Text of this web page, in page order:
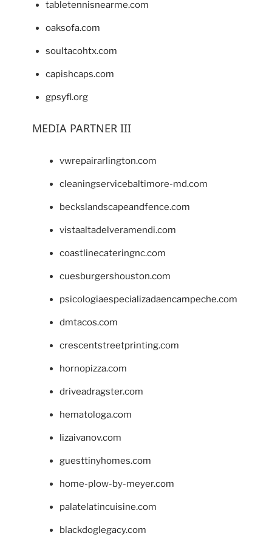
tabletennisnearme.com
oaksofa.com
soultacohtx.com
capishcaps.com
gpsyfl.org
MEDIA PARTNER III
vwrepairarlington.com
cleaningservicebaltimore-md.com
beckslandscapeandfence.com
vistaaltadelveramendi.com
coastlinecateringnc.com
cuesburgershouston.com
psicologiaespecializadaencampeche.com
dmtacos.com
crescentstreetprinting.com
hornopizza.com
driveadragster.com
hematologa.com
lizaivanov.com
guesttinyhomes.com
home-plow-by-meyer.com
palatelatincuisine.com
blackdoglegacy.com